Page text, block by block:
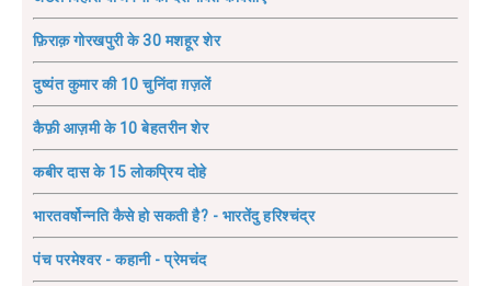
फ़िराक़ गोरखपुरी के 30 मशहूर शेर
दुष्यंत कुमार की 10 चुनिंदा ग़ज़लें
कैफ़ी आज़मी के 10 बेहतरीन शेर
कबीर दास के 15 लोकप्रिय दोहे
भारतवर्षोन्नति कैसे हो सकती है? - भारतेंदु हरिश्चंद्र
पंच परमेश्वर - कहानी - प्रेमचंद